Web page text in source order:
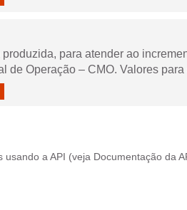
para atender ao
de Operação – CMO. Valores para
usando a API (veja Documentação da